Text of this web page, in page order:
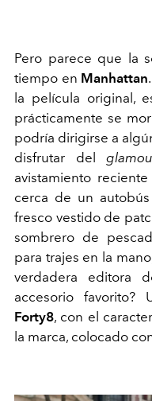
Pero parece que la
tiempo en Manhattan
la película original,
prácticamente se
podría dirigirse a
disfrutar del
avistamiento
cerca de un
fresco vestido de
sombrero de
para trajes en la
verdadera editora
accesorio favorito?
Forty8, con el
la marca, colocado